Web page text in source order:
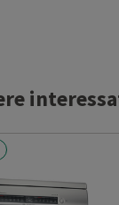
ciclo